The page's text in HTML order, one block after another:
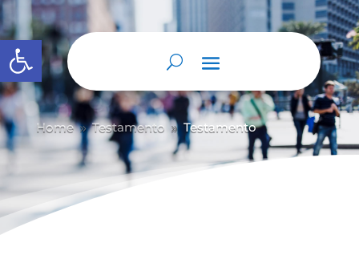
Abrir barra de herramientas
Home 9 Testamento 9 Testamento